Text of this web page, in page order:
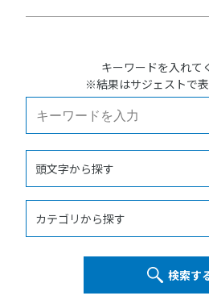
キーワードを入れて
※結果はサジェストで表
検索す